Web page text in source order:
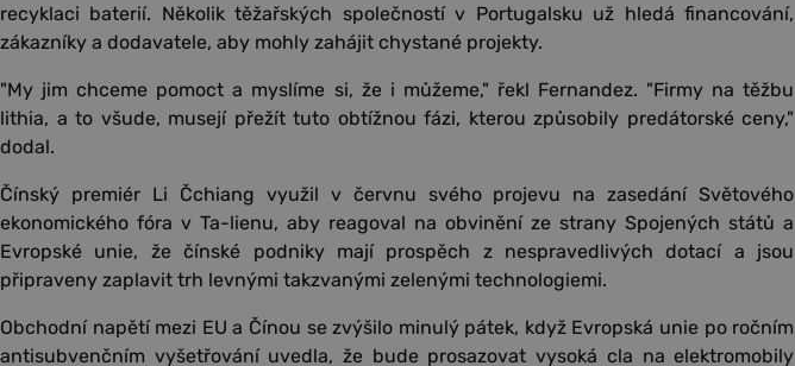
recyklaci baterií. Několik těžařských společností v Portugalsku už hledá financování,
zákazníky a dodavatele, aby mohly zahájit chystané projekty.
"My jim chceme pomoct a myslíme si, že i můžeme," řekl Fernandez. "Firmy na těžbu
lithia, a to všude, musejí přežít tuto obtížnou fázi, kterou způsobily predátorské ceny,"
dodal.
Čínský premiér Li Čchiang využil v červnu svého projevu na zasedání Světového
ekonomického fóra v Ta-lienu, aby reagoval na obvinění ze strany Spojených států a
Evropské unie, že čínské podniky mají prospěch z nespravedlivých dotací a jsou
připraveny zaplavit trh levnými takzvanými zelenými technologiemi.
Obchodní napětí mezi EU a Čínou se zvýšilo minulý pátek, když Evropská unie po ročním
antisubvenčním vyšetřování uvedla, že bude prosazovat vysoká cla na elektromobily